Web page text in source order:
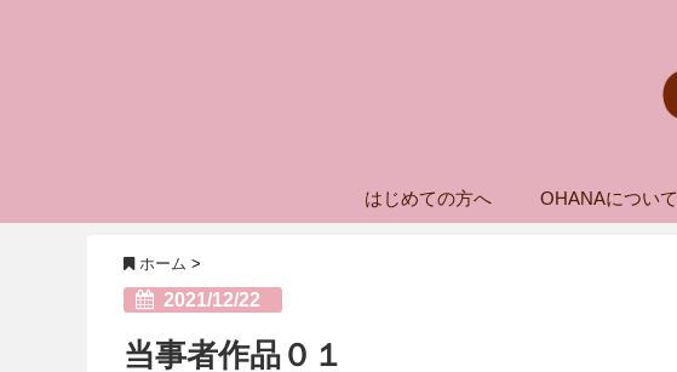
はじめての方へ OHANAについて
ホーム >
2021/12/22
当事者作品０１